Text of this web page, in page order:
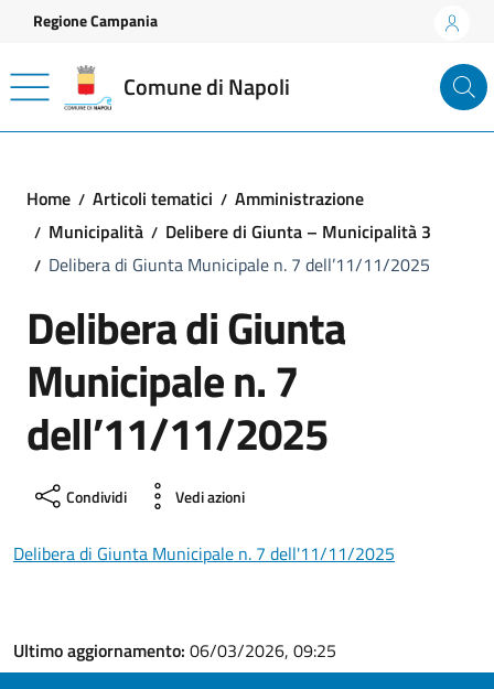
Vai ai contenuti
Vai al footer
Regione Campania
Comune di Napoli
Home Articoli tematici
Amministrazione
Municipalità
Delibere di Giunta – Municipalità 3
Delibera di Giunta Municipale n. 7 dell’11/11/2025
Delibera di Giunta
Municipale n. 7
dell’11/11/2025
Condividi Vedi azioni
Delibera di Giunta Municipale n. 7 dell'11/11/2025
Ultimo aggiornamento: 06/03/2026, 09:25